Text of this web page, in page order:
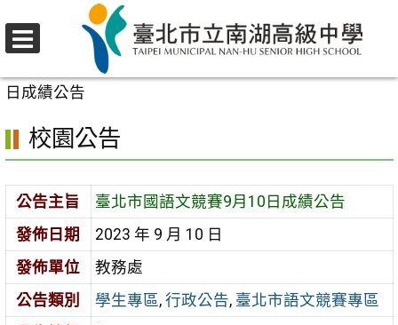
至
要
區
校園公告
日成績公告
校園公告
公告主旨
臺北市國語文競賽9月10日成績公告
發佈日期
2023 年 9 月 10 日
發佈單位
教務處
公告類別
學生專區, 行政公告, 臺北市語文競賽專區
選
單